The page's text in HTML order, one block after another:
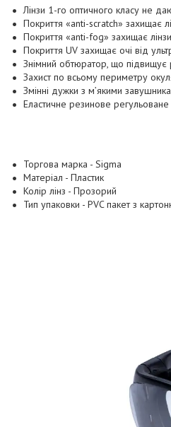
Лінзи 1-го оптичного класу не
Покриття «anti-scratch» захищає
Покриття «anti-fog» захищає лінзи
Покриття UV захищає очі від
Знімний обтюратор, що підвищує
Захист по всьому периметру
Змінні дужки з м’якими
Еластичне резинове регульоване
Торгова марка - Sigma
Матеріал - Пластик
Колір лінз - Прозорий
Тип упаковки - PVC пакет з